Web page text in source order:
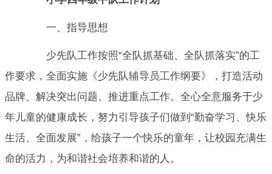
一、指导思想
少先队工作按照“全队抓基础、全队抓落实”的工
作要求，全面实施《少先队辅导员工作纲要》，打造活动
品牌、解决突出问题、推进重点工作。全心全意服务于少
年儿童的健康成长，努力引导孩子们做到“勤奋学习、快乐
生活、全面发展”，给孩子一个快乐的童年，让校园充满生
命的活力，为和谐社会培养和谐的人。